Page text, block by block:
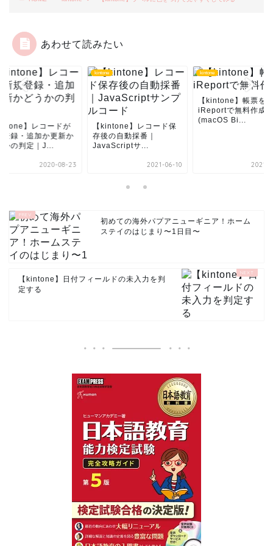
あわせて読みたい
】レコードが
登録・追加か更新か
かの判定｜J...
2020-08-23
kintone
【kintone】レコード保
存後の自動採番｜
JavaScriptサ...
2021-06-10
kintone
【kintone】帳票を
iReportで無料作成
(macOS Bi...
2021-
初めての海外パプアニューギニア！ホーム
ステイのはじまり〜1日目〜
【kintone】日付フィールドの未入力を判
定する